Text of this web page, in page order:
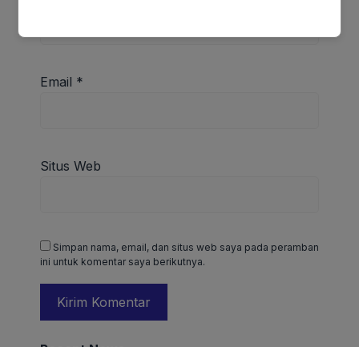
Email *
Situs Web
Simpan nama, email, dan situs web saya pada peramban
ini untuk komentar saya berikutnya.